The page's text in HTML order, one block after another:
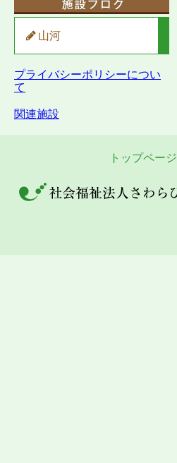
山河
プライバシーポリシーについ
て
関連施設
トップページ